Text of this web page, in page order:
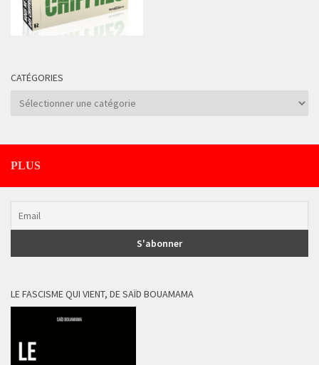
CATÉGORIES
Catégories
PLUS
LE FASCISME QUI VIENT, DE SAÏD BOUAMAMA